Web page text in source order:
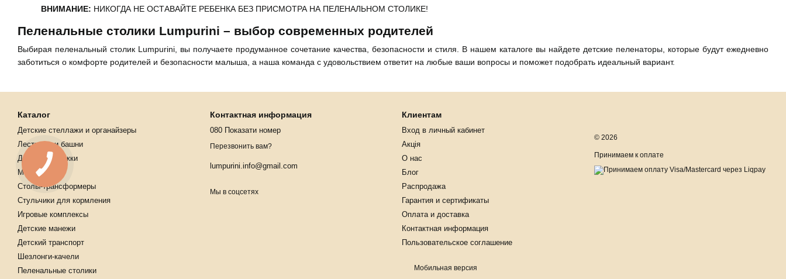
ВНИМАНИЕ: НИКОГДА НЕ ОСТАВАЙТЕ РЕБЕНКА БЕЗ ПРИСМОТРА НА ПЕЛЕНАЛЬНОМ СТОЛИКЕ!
Пеленальные столики Lumpurini – выбор современных родителей
Выбирая пеленальный столик Lumpurini, вы получаете продуманное сочетание качества, безопасности и стиля. В нашем каталоге вы найдете детские пеленаторы, которые будут ежедневно
заботиться о комфорте родителей и безопасности малыша, а наша команда с удовольствием ответит на любые ваши вопросы и поможет подобрать идеальный вариант.
Каталог
Детские стеллажи и органайзеры
Лестницы и башни
Детские тележки
Мольберты
Столы-трансформеры
Стульчики для кормления
Игровые комплексы
Детские манежи
Детский транспорт
Шезлонги-качели
Пеленальные столики
Контактная информация
080 Показати номер
Перезвонить вам?
lumpurini.info@gmail.com
Мы в соцсетях
Клиентам
Вход в личный кабинет
Акція
О нас
Блог
Распродажа
Гарантия и сертификаты
Оплата и доставка
Контактная информация
Пользовательское соглашение
Мобильная версия
© 2026
Принимаем к оплате